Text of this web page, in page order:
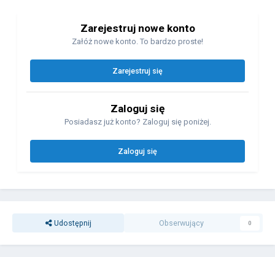
Zarejestruj nowe konto
Załóż nowe konto. To bardzo proste!
Zarejestruj się
Zaloguj się
Posiadasz już konto? Zaloguj się poniżej.
Zaloguj się
Udostępnij Obserwujący 0